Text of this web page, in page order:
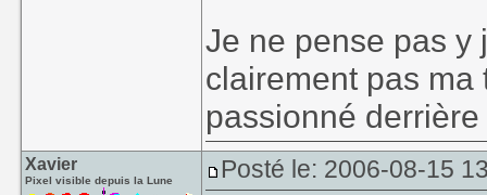
Je ne pense pas y
clairement pas ma
passionné
Xavier
Pixel visible depuis la Lune Posté le: 2006-08-15